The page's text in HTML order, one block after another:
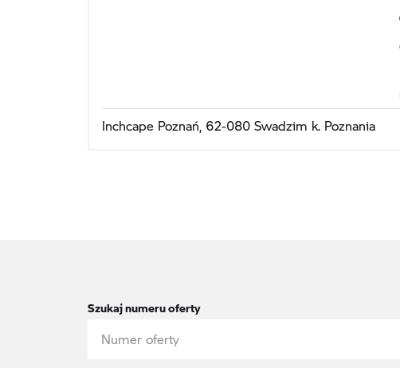
Inchcape Poznań, 62-080 Swadzim k. Poznania
Szukaj numeru oferty